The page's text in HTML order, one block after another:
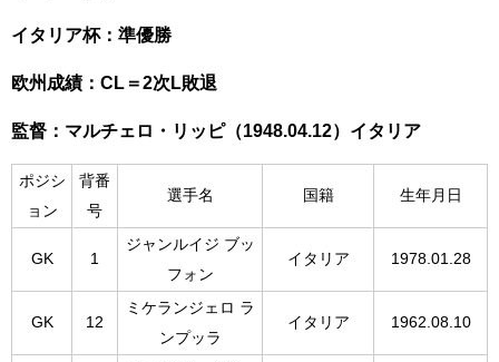
イタリア杯：準優勝
欧州成績：CL＝2次L敗退
監督：マルチェロ・リッピ（1948.04.12）イタリア
ポジシ
ョン
背番
号
選手名 国籍 生年月日
GK 1
ジャンルイジ ブッ
フォン
イタリア 1978.01.28
GK 12
ミケランジェロ ラ
ンプッラ
イタリア 1962.08.10